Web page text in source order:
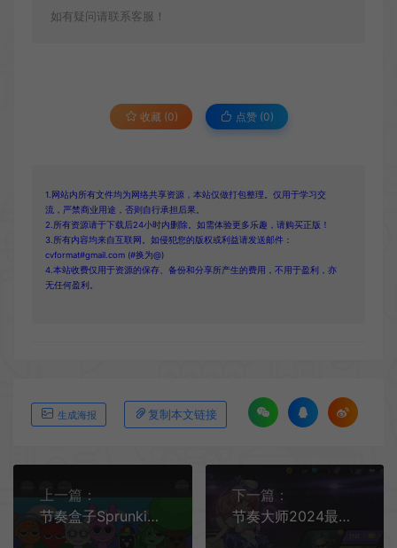
如有疑问请联系客服！
收藏 (0) 点赞 (0)
1.网站内所有文件均为网络共享资源，本站仅做打包整理。仅用于学习交
流，严禁商业用途，否则自行承担后果。
2.所有资源请于下载后24小时内删除。如需体验更多乐趣，请购买正版！
3.所有内容均来自互联网。如侵犯您的版权或利益请发送邮件：
cvformat#gmail.com (#换为@)
4.本站收费仅用于资源的保存、备份和分享所产生的费用，不用于盈利，亦
无任何盈利。
生成海报 复制本文链接
上一篇：
节奏盒子Sprunki简笔画手机版[Android][v1.0]
下一篇：
节奏大师2024最新手机版节奏大师2024最新手机版[Android][v2.9.12.29137]